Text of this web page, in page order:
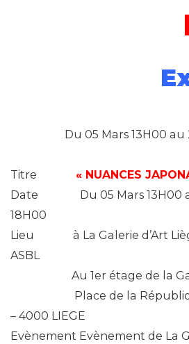
Du 05 Mars 13H00
Titre « NUANCES
Date
Du 05 Mars 13H00
18H00
Lieu à La Galerie d’Art
ASBL
Au 1er étage de la
Place de la
– 4000 LIEGE
Evènement Evènement de La